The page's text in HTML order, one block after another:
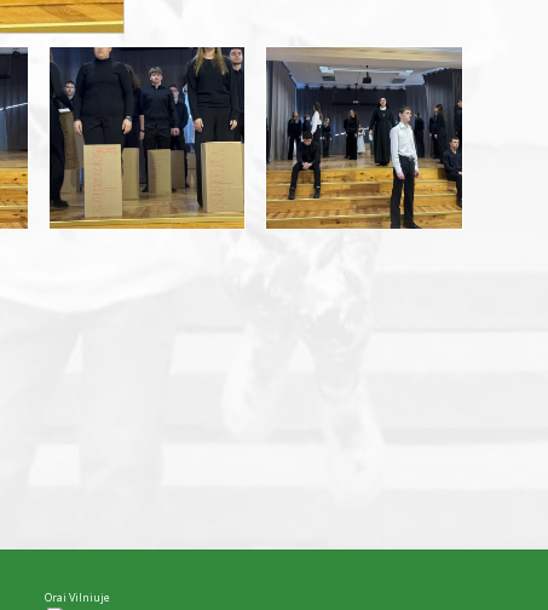
Orai Vilniuje